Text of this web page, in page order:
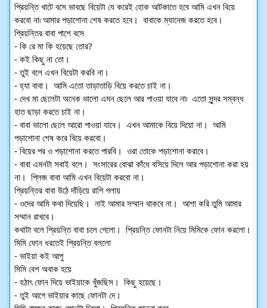
প্রিয়ন্তি খাটে বসে ভাবছে বিয়েটা যে করেই হোক আটকাতে হবে আমি এখন বিয়ে
করবো না৷ আমার পড়াশোনা শেষ করতে হবে।  বাবাকে ম্যানেজ করতে হবে।
প্রিয়ন্তির বাবা পাশে বসে
- কি রে মা কি হয়েছে তোর?
- কই কিছু না তো।
- তুই বলে এখন বিয়েটা করবি না।
- হ্যা বাবা।  আমি এতো তাড়াতাড়ি বিয়ে করতে চাই না।
- দেখ মা ছেলেটা অনেক ভালো এমন ছেলে আর পাওয়া যাবে না৷  এতো সুন্দর সম্বন্ধ
হাত ছাড়া করতে চাই না।
- বাবা ভালো ছেলে আরো পাওয়া যাবে।  এখন আমাকে বিয়ে দিয়ো না।  আমি
পড়াশোনা শেষ করে বিয়ে করবো।
- বিয়ের পর ও পড়াশোনা করতে পারবি।  ওরা তোকে পড়াশোনা করাবে।
- বাবা এমনটা সবাই বলে।  সংসারের বোঝা কাঁধে বসিয়ে দিলে আর পড়াশোনা করা হয়
না।  প্লিজ বাবা আমি এখন বিয়েটা করবো না।
প্রিয়ন্তির বাবা উঠে দাঁড়িয়ে রাগি গলায়
- ওদের আমি কথা দিয়েছি।  নাই আমার সম্মান থাকবে না।  আশা করি তুমি আমার
সম্মান রাখবে।
কথাটা বলে প্রিয়ন্তি বাবা চলে গেলো।  প্রিয়ন্তি ফোনটা নিয়ে মিমিকে ফোন করলো।
মিমি ফোন ধরতেই প্রিয়ন্তি বললো
- ভাইয়া কই আপু
মিমি বেশ অবাক হয়ে
- হঠাৎ ফোন দিয়ে ভাইয়াকে খুঁজছিস।  কিছু হয়েছে।
- তুই আগে ভাইয়ার কাছে ফোনটা দে।